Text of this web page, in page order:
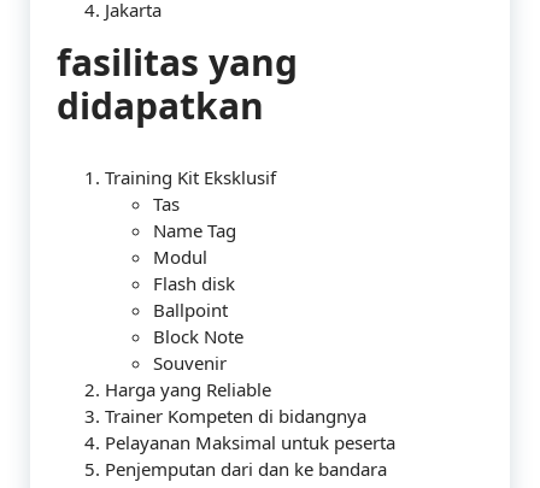
Jakarta
fasilitas yang
didapatkan
Training Kit Eksklusif
Tas
Name Tag
Modul
Flash disk
Ballpoint
Block Note
Souvenir
Harga yang Reliable
Trainer Kompeten di bidangnya
Pelayanan Maksimal untuk peserta
Penjemputan dari dan ke bandara